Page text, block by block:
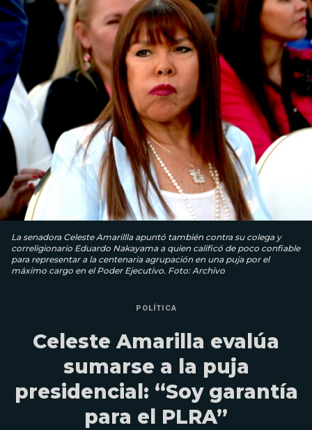
La senadora Celeste Amarillla apuntó también contra su colega y
correligionario Eduardo Nakayama a quien calificó de poco confiable
para representar a la centenaria agrupación en una puja por el
máximo cargo en el Poder Ejecutivo. Foto: Archivo
POLÍTICA
Celeste Amarilla evalúa
sumarse a la puja
presidencial: “Soy garantía
para el PLRA”